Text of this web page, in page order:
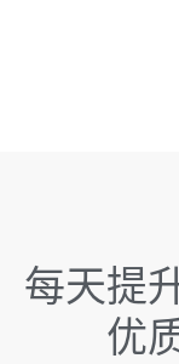
每天提
优